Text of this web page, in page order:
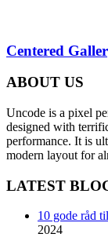
Centered
ABOUT US
Uncode is a pixel
designed with
performance. It is
modern layout for
LATEST
10 gode råd
2024